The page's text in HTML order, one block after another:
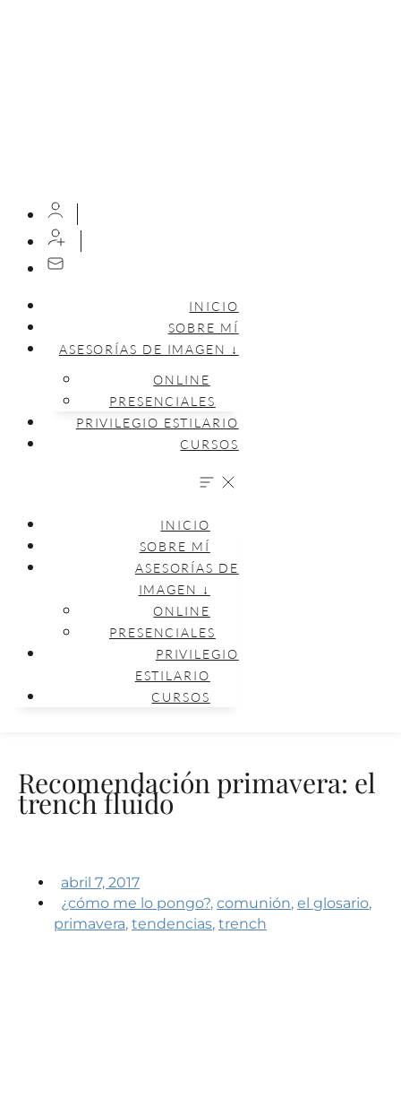
INICIO
SOBRE MÍ
ASESORÍAS DE IMAGEN ↓
ONLINE
PRESENCIALES
PRIVILEGIO ESTILARIO
CURSOS
INICIO
SOBRE MÍ
ASESORÍAS DE
IMAGEN ↓
ONLINE
PRESENCIALES
PRIVILEGIO
ESTILARIO
CURSOS
Recomendación primavera: el
trench fluido
abril 7, 2017
¿cómo me lo pongo?, comunión, el glosario,
primavera, tendencias, trench